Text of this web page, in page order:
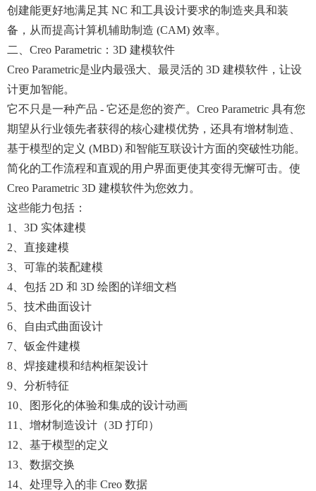
创建能更好地满足其 NC 和工具设计要求的制造夹具和装
备，从而提高计算机辅助制造 (CAM) 效率。
二、Creo Parametric：3D 建模软件
Creo Parametric是业内最强大、最灵活的 3D 建模软件，让设
计更加智能。
它不只是一种产品 - 它还是您的资产。Creo Parametric 具有您
期望从行业领先者获得的核心建模优势，还具有增材制造、
基于模型的定义 (MBD) 和智能互联设计方面的突破性功能。
简化的工作流程和直观的用户界面更使其变得无懈可击。使
Creo Parametric 3D 建模软件为您效力。
这些能力包括：
1、3D 实体建模
2、直接建模
3、可靠的装配建模
4、包括 2D 和 3D 绘图的详细文档
5、技术曲面设计
6、自由式曲面设计
7、钣金件建模
8、焊接建模和结构框架设计
9、分析特征
10、图形化的体验和集成的设计动画
11、增材制造设计（3D 打印）
12、基于模型的定义
13、数据交换
14、处理导入的非 Creo 数据